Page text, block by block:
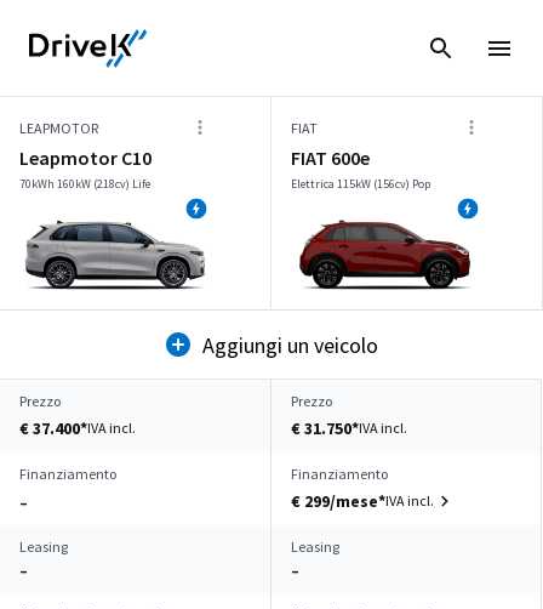
LEAPMOTOR
Leapmotor C10
70kWh 160kW (218cv) Life
FIAT
FIAT 600e
Elettrica 115kW (156cv) Pop
Aggiungi un veicolo
Prezzo
€ 37.400*IVA incl.
Prezzo
€ 31.750*IVA incl.
Finanziamento
–
Finanziamento
€ 299/mese*IVA incl.
Leasing
–
Leasing
–